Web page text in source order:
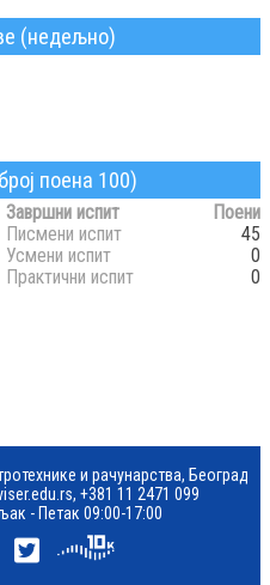
(недељно)
поена 100)
Завршни испит
Поени
Писмени испит
45
Усмени испит
0
Практични испит
0
и рачунарства, Београд
, +381 11 2471 099
- Петак 09:00-17:00